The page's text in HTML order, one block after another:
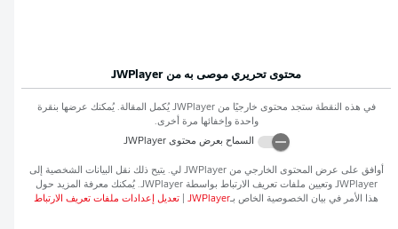
محتوى تحريري موصى به من JWPlayer
في هذه النقطة ستجد محتوى خارجيًا منJWPlayer يُكمل المقالة. يُمكنك عرضها بنقرة
واحدة وإخفائها مرة أخرى.
السماح بعرض محتوىJWPlayer
أوافق على عرض المحتوى الخارجي منJWPlayer لي. يتيح ذلك نقل البيانات الشخصية إلى
JWPlayer وتعيين ملفات تعريف الارتباط بواسطةJWPlayer. يُمكنك معرفة المزيد حول
هذا الأمر في بيان الخصوصية الخاص بـJWPlayer تعديل إعدادات ملفات تعريف الارتباط